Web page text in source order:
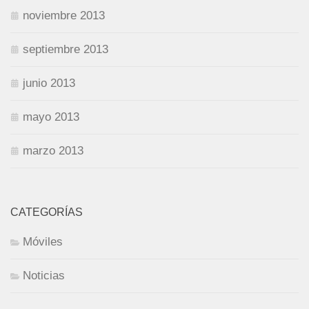
noviembre 2013
septiembre 2013
junio 2013
mayo 2013
marzo 2013
CATEGORÍAS
Móviles
Noticias